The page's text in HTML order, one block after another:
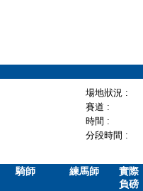
場地狀況 :
賽道 :
時間 :
分段時間 :
騎師 練馬師
實際
負磅